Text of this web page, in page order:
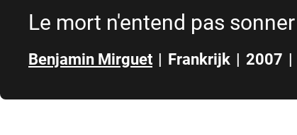
Le mort n'entend pas
Benjamin Mirguet Frankrijk 2007